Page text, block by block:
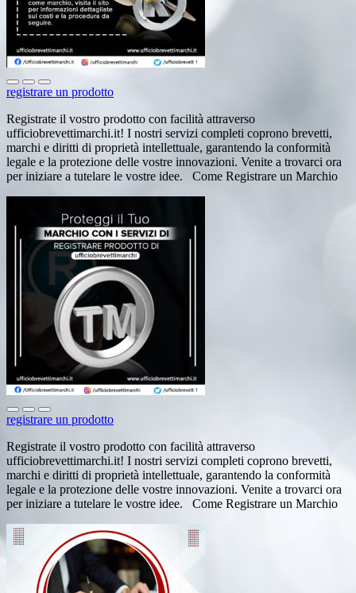
registrare un prodotto
Registrate il vostro prodotto con facilità attraverso
ufficiobrevettimarchi.it! I nostri servizi completi coprono brevetti,
marchi e diritti di proprietà intellettuale, garantendo la conformità
legale e la protezione delle vostre innovazioni. Venite a trovarci ora
per iniziare a tutelare le vostre idee. Come Registrare un Marchio
registrare un prodotto
Registrate il vostro prodotto con facilità attraverso
ufficiobrevettimarchi.it! I nostri servizi completi coprono brevetti,
marchi e diritti di proprietà intellettuale, garantendo la conformità
legale e la protezione delle vostre innovazioni. Venite a trovarci ora
per iniziare a tutelare le vostre idee. Come Registrare un Marchio